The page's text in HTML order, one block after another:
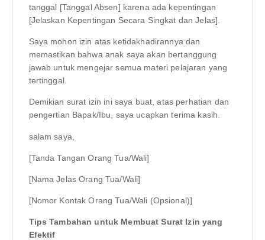
tanggal [Tanggal Absen] karena ada kepentingan
[Jelaskan Kepentingan Secara Singkat dan Jelas].
Saya mohon izin atas ketidakhadirannya dan
memastikan bahwa anak saya akan bertanggung
jawab untuk mengejar semua materi pelajaran yang
tertinggal.
Demikian surat izin ini saya buat, atas perhatian dan
pengertian Bapak/Ibu, saya ucapkan terima kasih.
salam saya,
[Tanda Tangan Orang Tua/Wali]
[Nama Jelas Orang Tua/Wali]
[Nomor Kontak Orang Tua/Wali (Opsional)]
Tips Tambahan untuk Membuat Surat Izin yang
Efektif